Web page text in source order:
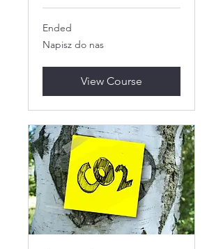
Ended
Napisz
do
Napisz do nas
View Course